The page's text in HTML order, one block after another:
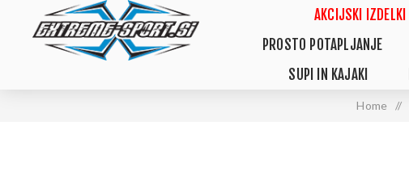
AKCIJSKI IZDELKI
PROSTO POTAPLJANJE
SUPI IN KAJAKI
Home /